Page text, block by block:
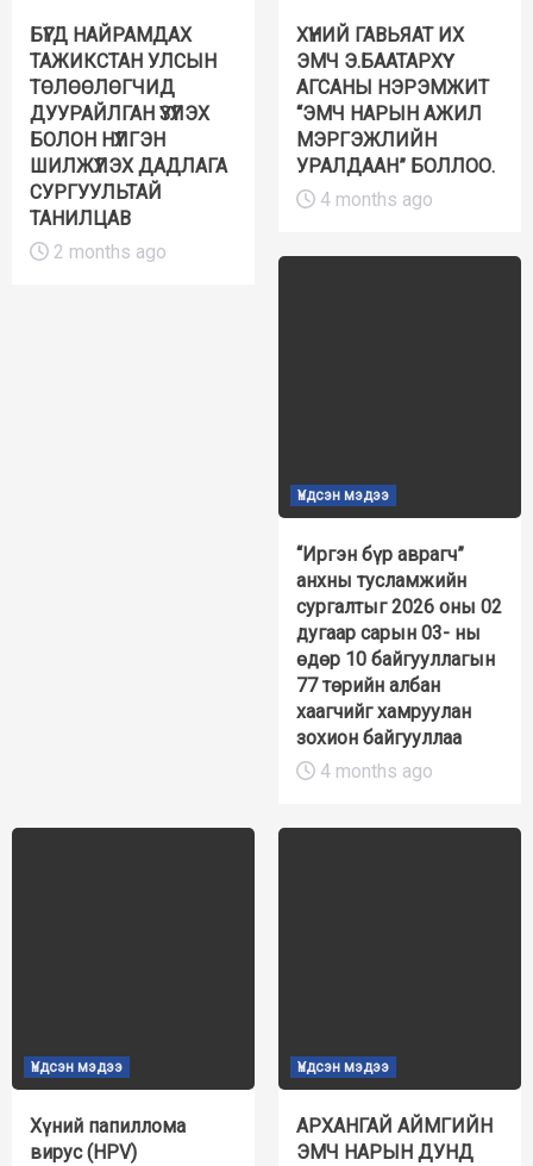
БҮГД НАЙРАМДАХ
ТАЖИКСТАН УЛСЫН
ТӨЛӨӨЛӨГЧИД
ДУУРАЙЛГАН ҮЗҮҮЛЭХ
БОЛОН НҮҮЛГЭН
ШИЛЖҮҮЛЭХ ДАДЛАГА
СУРГУУЛЬТАЙ
ТАНИЛЦАВ
2 months ago
ХҮНИЙ ГАВЬЯАТ ИХ
ЭМЧ Э.БААТАРХҮҮ
АГСАНЫ НЭРЭМЖИТ
“ЭМЧ НАРЫН АЖИЛ
МЭРГЭЖЛИЙН
УРАЛДААН” БОЛЛОО.
4 months ago
Үндсэн мэдээ
“Иргэн бүр аврагч”
анхны тусламжийн
сургалтыг 2026 оны 02
дугаар сарын 03- ны
өдөр 10 байгууллагын
77 төрийн албан
хаагчийг хамруулан
зохион байгууллаа
4 months ago
Үндсэн мэдээ
Хүний папиллома
вирус (HPV)
Үндсэн мэдээ
АРХАНГАЙ АЙМГИЙН
ЭМЧ НАРЫН ДУНД